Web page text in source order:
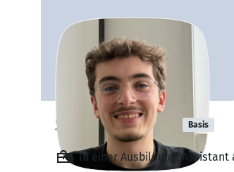
Samuel Costa Basis
In einer Ausbildung, Assistant